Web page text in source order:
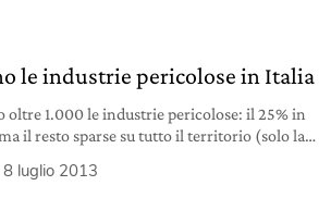
le industrie pericolose in Italia
oltre 1.000 le industrie pericolose: il 25% in
il resto sparse su tutto il territorio (solo la
8 luglio 2013